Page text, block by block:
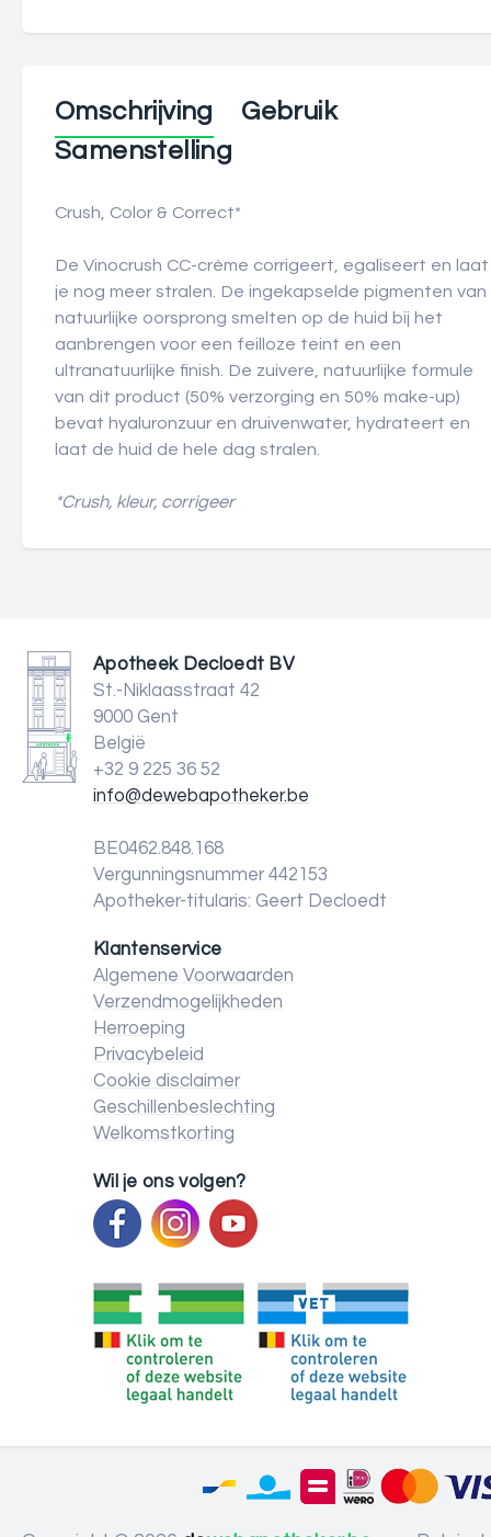
Omschrijving
Gebruik
Samenstelling
Crush, Color & Correct*
De Vinocrush CC-crème corrigeert, egaliseert en laat
je nog meer stralen. De ingekapselde pigmenten van
natuurlijke oorsprong smelten op de huid bij het
aanbrengen voor een feilloze teint en een
ultranatuurlijke finish. De zuivere, natuurlijke formule
van dit product (50% verzorging en 50% make-up)
bevat hyaluronzuur en druivenwater, hydrateert en
laat de huid de hele dag stralen.
*Crush, kleur, corrigeer
Apotheek Decloedt BV
St.-Niklaasstraat 42
9000 Gent
België
+32 9 225 36 52
info@dewebapotheker.be
BE0462.848.168
Vergunningsnummer 442153
Apotheker-titularis: Geert Decloedt
Klantenservice
Algemene Voorwaarden
Verzendmogelijkheden
Herroeping
Privacybeleid
Cookie disclaimer
Geschillenbeslechting
Welkomstkorting
Wil je ons volgen?